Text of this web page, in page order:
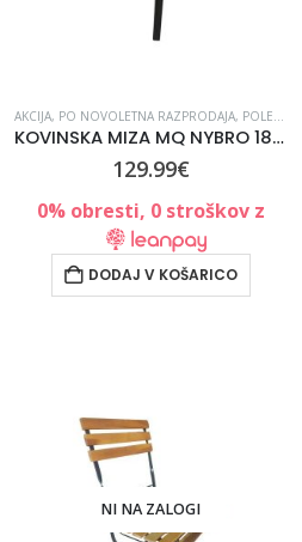
,OPREMA ZA KAMPIRANJE,POLETJE, PROSTI ČAS
AKCIJA, PO NOVOLETNA RAZPRODAJA, POLETJE
KOVINSKA MIZA MQ NYBRO 180X90X71 CM STEKLENA
129.99€
0% obresti, 0 stroškov z
DODAJ V KOŠARICO
NI NA ZALOGI